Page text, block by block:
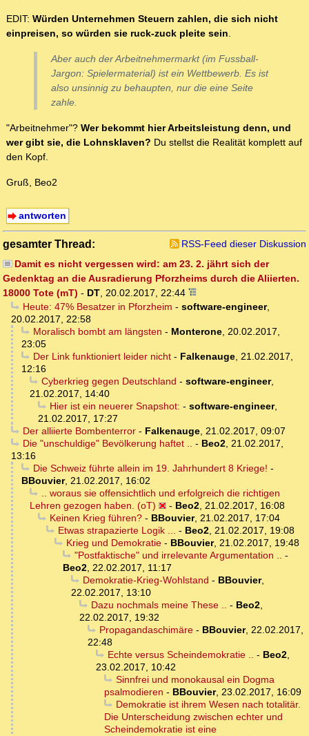
EDIT: Würden Unternehmen Steuern zahlen, die sich nicht
einpreisen, so würden sie ruck-zuck pleite sein.
Aber auch der Arbeitnehmermarkt (im Fussball-
Jargon: Spielermaterial) ist ein Wettbewerb. Es ist
also unsinnig zu behaupten, nur die eine Seite
zahle.
"Arbeitnehmer"? Wer bekommt hier Arbeitsleistung denn, und
wer gibt sie, die Lohnsklaven? Du stellst die Realität komplett auf
den Kopf.
Gruß, Beo2
antworten
gesamter Thread:
RSS-Feed dieser Diskussion
Damit es nicht vergessen wird: am 23. 2. jährt sich der
Gedenktag an die Ausradierung Pforzheims durch die Aliierten.
18000 Tote (mT) - DT, 20.02.2017, 22:44
Heute: 47% Besatzer in Pforzheim - software-engineer,
20.02.2017, 22:58
Moralisch bombt am längsten - Monterone, 20.02.2017,
23:05
Der Link funktioniert leider nicht- Falkenauge, 21.02.2017,
12:16
Cyberkrieg gegen Deutschland - software-engineer,
21.02.2017, 14:40
Hier ist ein neuerer Snapshot: - software-engineer,
21.02.2017, 17:27
Der alliierte Bombenterror- Falkenauge, 21.02.2017, 09:07
Die "unschuldige" Bevölkerung haftet .. - Beo2, 21.02.2017,
13:16
Die Schweiz führte allein im 19. Jahrhundert 8 Kriege! -
BBouvier, 21.02.2017, 16:02
.. woraus sie offensichtlich und erfolgreich die richtigen
Lehren gezogen haben. (oT)
- Beo2, 21.02.2017, 16:08
Keinen Krieg führen?- BBouvier, 21.02.2017, 17:04
Etwas strapazierte Logik ... - Beo2, 21.02.2017, 19:08
Krieg und Demokratie- BBouvier, 21.02.2017, 19:48
"Postfaktische" und irrelevante Argumentation .. -
Beo2, 22.02.2017, 11:17
Demokratie-Krieg-Wohlstand - BBouvier,
22.02.2017, 13:10
Dazu nochmals meine These .. - Beo2,
22.02.2017, 19:32
Propagandaschimäre- BBouvier, 22.02.2017,
22:48
Echte versus Scheindemokratie .. - Beo2,
23.02.2017, 10:42
Sinnfrei und monokausal ein Dogma
psalmodieren - BBouvier, 23.02.2017, 16:09
Demokratie ist ihrem Wesen nach totalitär.
Die Unterscheidung zwischen echter und
Scheindemokratie ist eine